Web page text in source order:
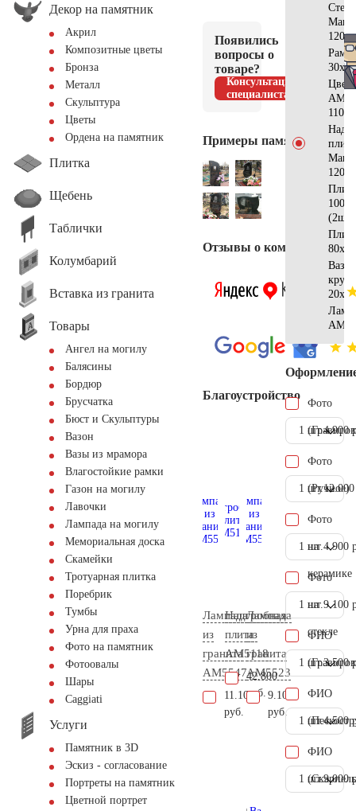
Декор на памятник
Акрил
Композитные цветы
Бронза
Металл
Скульптура
Цветы
Ордена на памятник
Плитка
Щебень
Таблички
Колумбарий
Вставка из гранита
Товары
Ангел на могилу
Балясины
Бордюр
Брусчатка
Бюст и Скульптуры
Вазон
Вазы из мрамора
Влагостойкие рамки
Газон на могилу
Лавочки
Лампада на могилу
Мемориальная доска
Скамейки
Тротуарная плитка
Поребрик
Тумбы
Урна для праха
Фото на памятник
Фотоовалы
Шары
Сaggiati
Услуги
Памятник в 3D
Эскиз - согласование
Портреты на памятник
Цветной портрет
Появились
вопросы о
товаре?
Консультация
специалиста
Примеры памятников
Отзывы о компании
Благоустройство
Лампада
из
гранита
AM5547
11.100
руб.
Надгробная
плита
AM5118
42.800
руб.
Лампада
из
гранита
AM5523
9.100
руб.
Стела
плита
(2шт)
Ваза
Фото
1 шт.4.900
Фото
(Ручное)
1 шт.
Фото
на
керамике
1 шт. 4.900
Фото
на
стекле
1 шт. 9.100
ФИО
1 шт.3.500
ФИО
1 шт.4.500
ФИО
1 шт.9.000